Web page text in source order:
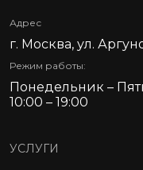
Адрес
г. Москва, ул.
Режим работы:
Понедельник –
10:00 – 19:00
УСЛУГИ